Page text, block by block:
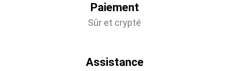
Paiement
Sûr et crypté
Assistance